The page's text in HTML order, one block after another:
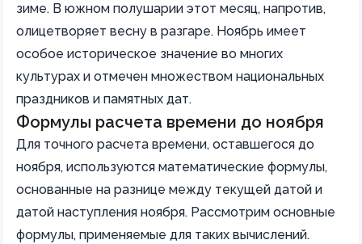
зиме. В южном полушарии этот месяц, напротив,
олицетворяет весну в разгаре. Ноябрь имеет
особое историческое значение во многих
культурах и отмечен множеством национальных
праздников и памятных дат.
Формулы расчета времени до ноября
Для точного расчета времени, оставшегося до
ноября, используются математические формулы,
основанные на разнице между текущей датой и
датой наступления ноября. Рассмотрим основные
формулы, применяемые для таких вычислений.